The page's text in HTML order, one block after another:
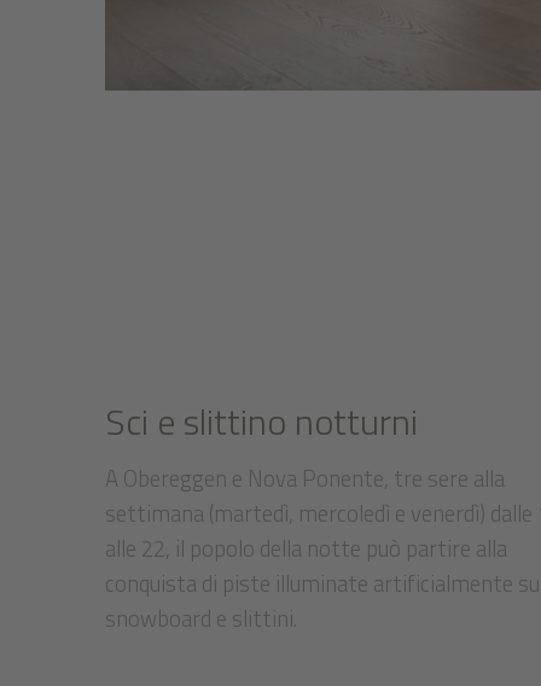
Sci e slittino notturni
A Obereggen e Nova Ponente, tre sere alla
settimana (martedì, mercoledì e venerdì) dalle
alle 22, il popolo della notte può partire alla
conquista di piste illuminate artificialmente
snowboard e slittini.